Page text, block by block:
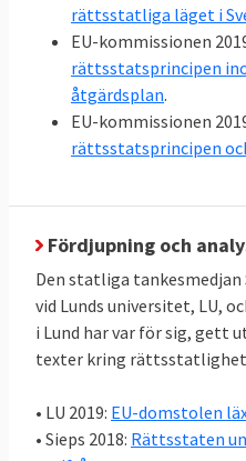
Begreppet
Europarådet där
stater är medlemmar.
rådgivande organ
kommissionen för
av av oberoende
som regelbundet
antog 2016 en
rättsstatligheten i
granskat
rättsstatliga läget i
EU-kommissionen
rättsstatsprincipen
åtgärdsplan.
EU-kommissionen
rättsstatsprincipen
Fördjupning och
Den statliga
vid Lunds universitet, LU,
i Lund har var för sig, gett
texter kring
• LU 2019: EU-domstolen
• Sieps 2018: Rättsstaten